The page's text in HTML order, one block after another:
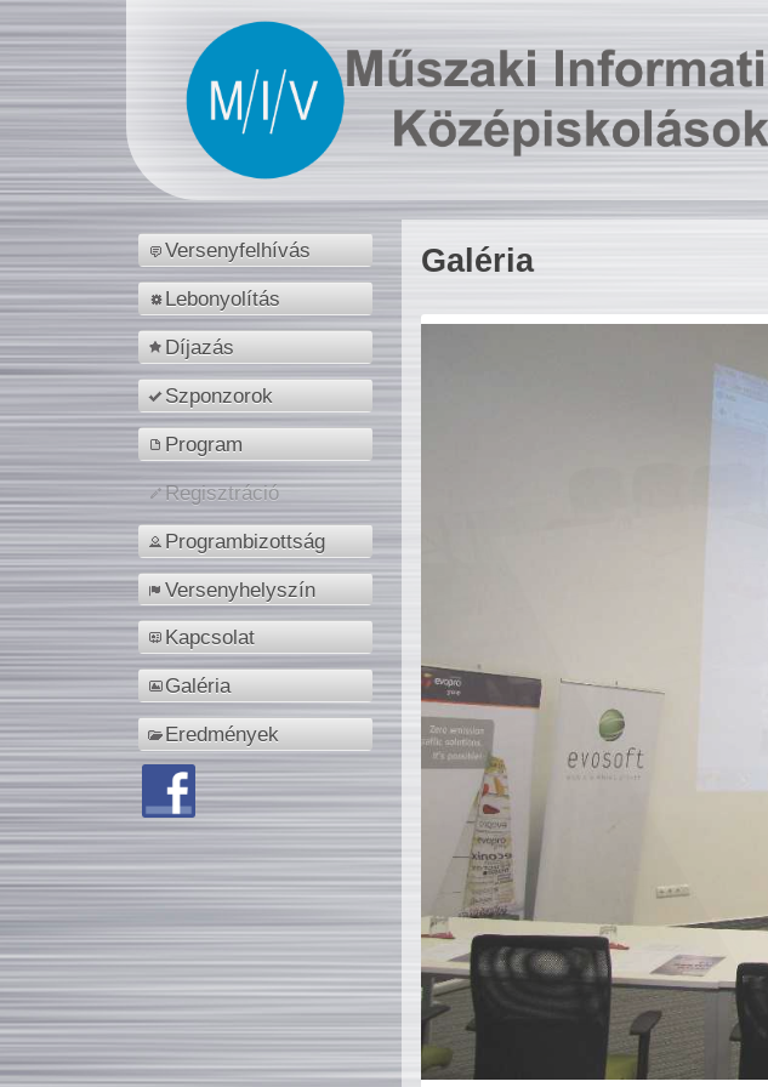
Versenyfelhívás
Lebonyolítás
Díjazás
Szponzorok
Program
Regisztráció
Programbizottság
Versenyhelyszín
Kapcsolat
Galéria
Eredmények
Galéria